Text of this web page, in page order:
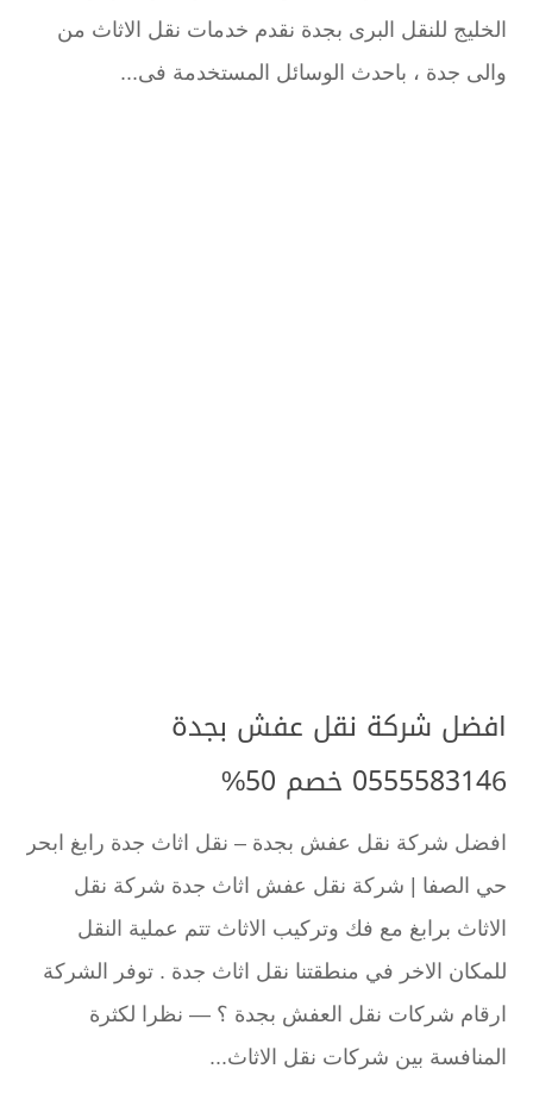
الخليج للنقل البرى بجدة نقدم خدمات نقل الاثاث من
والى جدة ، باحدث الوسائل المستخدمة فى...
افضل شركة نقل عفش بجدة
0555583146 خصم 50%
افضل شركة نقل عفش بجدة – نقل اثاث جدة رابغ ابحر
حي الصفا | شركة نقل عفش اثاث جدة شركة نقل
الاثاث برابغ مع فك وتركيب الاثاث تتم عملية النقل
للمكان الاخر في منطقتنا نقل اثاث جدة . توفر الشركة
ارقام شركات نقل العفش بجدة ؟ — نظرا لكثرة
المنافسة بين شركات نقل الاثاث...